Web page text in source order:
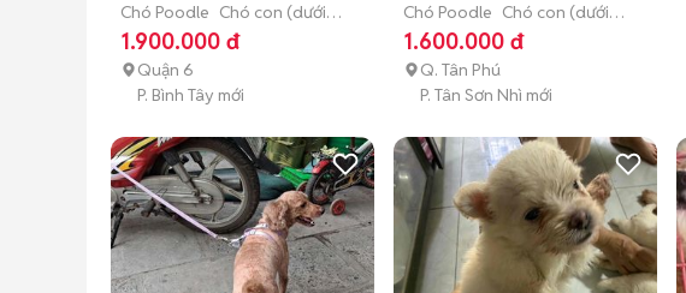
Chó Poodle Chó con (dưới 3
tháng tuổi)
1.900.000 đ
Quận 6
P. Bình Tây mới
Chó Poodle Chó con (dưới 3
tháng tuổi)
1.600.000 đ
Q. Tân Phú
P. Tân Sơn Nhì mới